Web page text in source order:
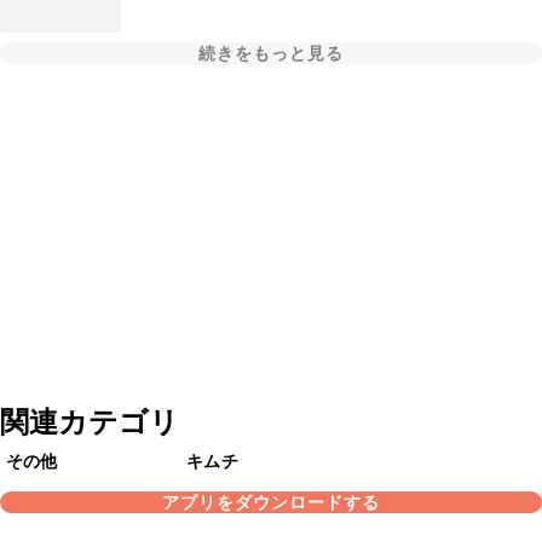
続きをもっと見る
関連カテゴリ
その他
キムチ
アプリをダウンロードする